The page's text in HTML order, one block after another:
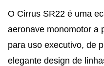
O Cirrus SR22 é uma
aeronave monomotor a
para uso executivo, de
elegante design de